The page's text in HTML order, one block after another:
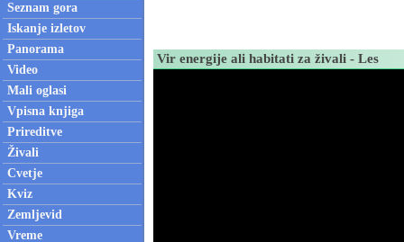
Seznam gora
Iskanje izletov
Panorama
Video
Mali oglasi
Vpisna knjiga
Prireditve
Živali
Cvetje
Kviz
Zemljevid
Vreme
Vir energije ali habitati za živali - Les